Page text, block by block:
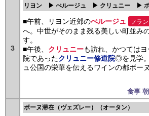
3
リヨン ▶ ぺルージュ ▶ クリュニー ▶ ボ
■午前、リヨン近郊のぺルージュ フラ
へ。中世がそのまま残る美しい町並み
す。
■午後、 クリュニーも訪れ、かつては
院であったクリュニー修道院◎を見学
ュ公国の栄華を伝えるワインの都ボーヌ
食事
ボーヌ滞在（ヴェズレー）（オータン）